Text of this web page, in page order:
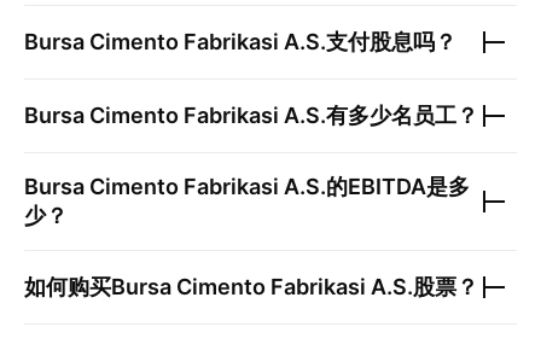
Bursa Cimento Fabrikasi A.S.支付股息吗？
Bursa Cimento Fabrikasi A.S.有多少名员工？
Bursa Cimento Fabrikasi A.S.的EBITDA是多
少？
如何购买Bursa Cimento Fabrikasi A.S.股票？